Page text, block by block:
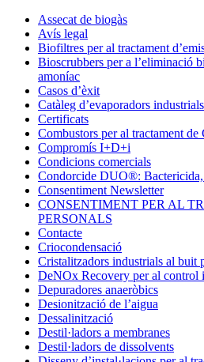
Condorchem
Enviro
Solutions
Assecat de biogàs
Avís legal
Biofiltres per al tractament
Bioscrubbers per a l’eliminació
amoníac
Casos d’èxit
Catàleg d’evaporadors
Certificats
Combustors per al tractament
Compromís I+D+i
Condicions comercials
Condorcide DUO®:
Consentiment Newsletter
CONSENTIMENT PER AL
PERSONALS
Contacte
Criocondensació
Cristalitzadors industrials al buit
DeNOx Recovery per al control
Depuradores anaeròbics
Desionització de l’aigua
Dessalinització
Destil·ladors a membranes
Destil·ladors de dissolvents